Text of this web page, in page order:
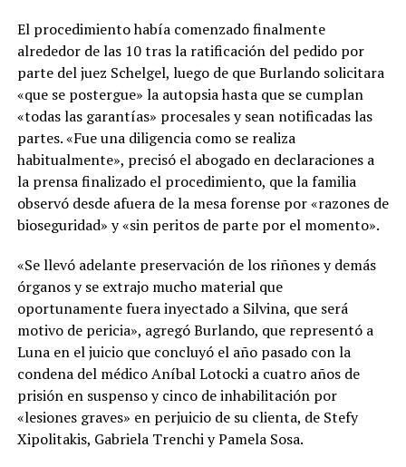
El procedimiento había comenzado finalmente
alrededor de las 10 tras la ratificación del pedido por
parte del juez Schelgel, luego de que Burlando solicitara
«que se postergue» la autopsia hasta que se cumplan
«todas las garantías» procesales y sean notificadas las
partes. «Fue una diligencia como se realiza
habitualmente», precisó el abogado en declaraciones a
la prensa finalizado el procedimiento, que la familia
observó desde afuera de la mesa forense por «razones de
bioseguridad» y «sin peritos de parte por el momento».
«Se llevó adelante preservación de los riñones y demás
órganos y se extrajo mucho material que
oportunamente fuera inyectado a Silvina, que será
motivo de pericia», agregó Burlando, que representó a
Luna en el juicio que concluyó el año pasado con la
condena del médico Aníbal Lotocki a cuatro años de
prisión en suspenso y cinco de inhabilitación por
«lesiones graves» en perjuicio de su clienta, de Stefy
Xipolitakis, Gabriela Trenchi y Pamela Sosa.